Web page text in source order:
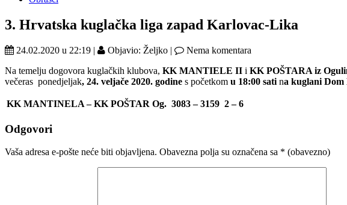
3. Hrvatska kuglačka liga zapad Karlovac-Lika
24.02.2020 u 22:19 | Objavio: Željko |
Nema komentara
Na temelju dogovora kuglačkih klubova, KK MANTIELE II i KK POŠTARA iz
večeras ponedjeljak, 24. veljače 2020. godine s početkom u 18:00 sati na kuglani
KK MANTINELA – KK POŠTAR Og. 3083 – 3159 2 – 6
Odgovori
Vaša adresa e-pošte neće biti objavljena. Obavezna polja su označena sa * (obavezno)